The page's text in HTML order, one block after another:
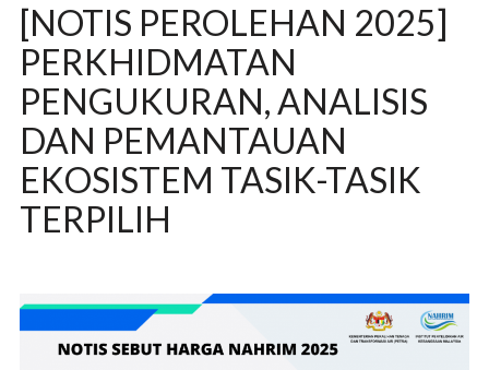
[NOTIS PEROLEHAN 2025]
PERKHIDMATAN
PENGUKURAN, ANALISIS
DAN PEMANTAUAN
EKOSISTEM TASIK-TASIK
TERPILIH